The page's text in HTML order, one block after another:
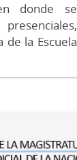
donde se
de la Escuela